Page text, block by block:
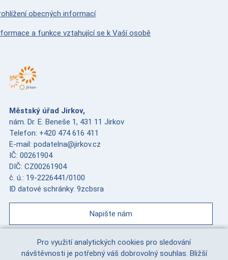
obecných informací
a funkce vztahující se k Vaší osobě
Městský úřad Jirkov,
nám. Dr. E. Beneše 1, 431 11 Jirkov
Telefon: +420 474 616 411
E-mail: podatelna@jirkov.cz
IČ: 00261904
DIČ: CZ00261904
č. ú.: 19-2226441/0100
ID datové schránky: 9zcbsra
Napište nám
Pro využití analytických cookies pro sledování
návštěvnosti je potřebný váš dobrovolný souhlas. Bližší